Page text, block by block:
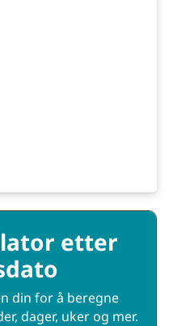
etter
din for å beregne
dager, uker og mer.